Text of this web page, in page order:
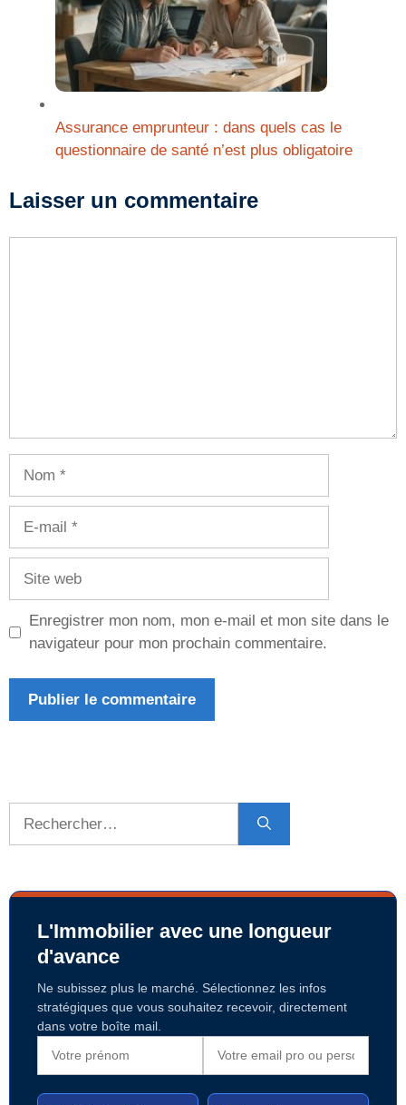
Assurance emprunteur : dans quels cas le
questionnaire de santé n’est plus obligatoire
Laisser un commentaire
Enregistrer mon nom, mon e-mail et mon site dans le
navigateur pour mon prochain commentaire.
L'Immobilier avec une longueur
d'avance
Ne subissez plus le marché. Sélectionnez les infos
stratégiques que vous souhaitez recevoir, directement
dans votre boîte mail.